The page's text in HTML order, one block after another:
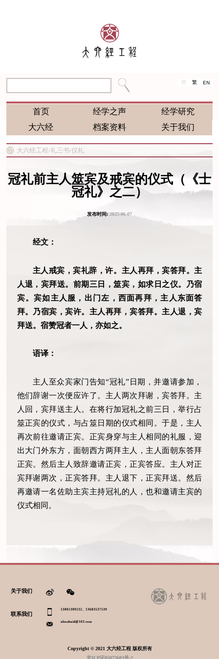
简 繁 EN
首页 经学之声
经学研究
大六经
档案资料 关于我们
大六经工程/礼三书/仪礼
冠礼前主人筮宾及戒宾的仪式（《士
冠礼》之二）
发布时间:2025-06-07
经文：
主人戒宾，宾礼辞，许。主人再拜，宾答拜。主
人退，宾拜送。前期三日，筮宾，如求日之仪。乃宿
宾。宾如主人服，出门左，西面再拜，主人东面答
拜。乃宿宾，宾许。主人再拜，宾答拜。主人退，宾
拜送。宿赞冠者一人，亦如之。
语译：
主人至众宾家门告知“冠礼”日期，并邀请参加，
他们辞谢一次便应许了。主人两次拜谢，宾答拜。主
人回，宾拜送主人。在将行加冠礼之前三日，举行占
筮正宾的仪式，与占筮日期的仪式相同。于是，主人
再次前往邀请正宾。正宾身穿与主人相同的礼服，迎
出大门外东方，面朝西方两拜主人，主人面朝东答拜
正宾。然后主人致辞邀请正宾，正宾答应。主人对正
宾拜谢两次，正宾答拜。主人退下，正宾拜送。然后
再邀请一名佐助主宾主持冠礼的人，也和邀请主宾的
仪式相同。
关于我们
联系我们
13801309232、13683537539
alexzhaid@163.com
Copyright © 2021 大六经工程 版权所有